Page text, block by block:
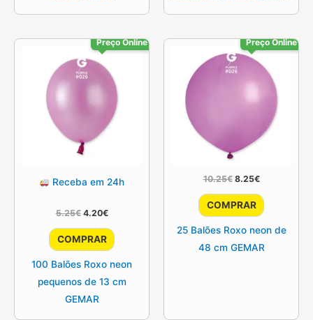
Preço Online
Receba em 24h
5.25€ O
original
era:
4.20€O
atual
é:
COMPRAR
100 Balões Roxo neon
pequenos de 13 cm
GEMAR
Preço Online
10.25€ O
original
era:
8.25€O
atual
é:
COMPRAR
25 Balões Roxo neon de
48 cm GEMAR